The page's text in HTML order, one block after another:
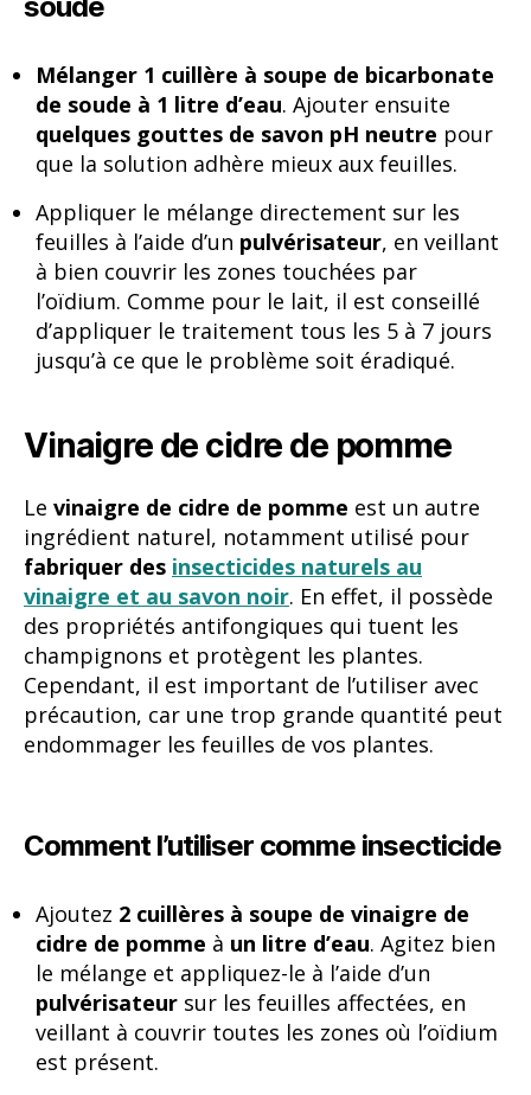
soude
Mélanger 1 cuillère à soupe de bicarbonate
de soude à 1 litre d’eau. Ajouter ensuite
quelques gouttes de savon pH neutre pour
que la solution adhère mieux aux feuilles.
Appliquer le mélange directement sur les
feuilles à l’aide d’un pulvérisateur, en veillant
à bien couvrir les zones touchées par
l’oïdium. Comme pour le lait, il est conseillé
d’appliquer le traitement tous les 5 à 7 jours
jusqu’à ce que le problème soit éradiqué.
Vinaigre de cidre de pomme
Le vinaigre de cidre de pomme est un autre
ingrédient naturel, notamment utilisé pour
fabriquer des insecticides naturels au
vinaigre et au savon noir. En effet, il possède
des propriétés antifongiques qui tuent les
champignons et protègent les plantes.
Cependant, il est important de l’utiliser avec
précaution, car une trop grande quantité peut
endommager les feuilles de vos plantes.
Comment l’utiliser comme insecticide
Ajoutez 2 cuillères à soupe de vinaigre de
cidre de pomme à un litre d’eau. Agitez bien
le mélange et appliquez-le à l’aide d’un
pulvérisateur sur les feuilles affectées, en
veillant à couvrir toutes les zones où l’oïdium
est présent.